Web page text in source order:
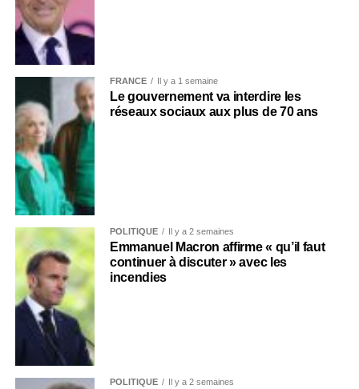
FRANCE Il y a 1 semaine
Le gouvernement va interdire les
réseaux sociaux aux plus de 70 ans
POLITIQUE Il y a 2 semaines
Emmanuel Macron affirme « qu’il faut
continuer à discuter » avec les
incendies
POLITIQUE Il y a 2 semaines